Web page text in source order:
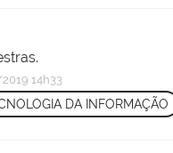
14h33
DA INFORMAÇÃO